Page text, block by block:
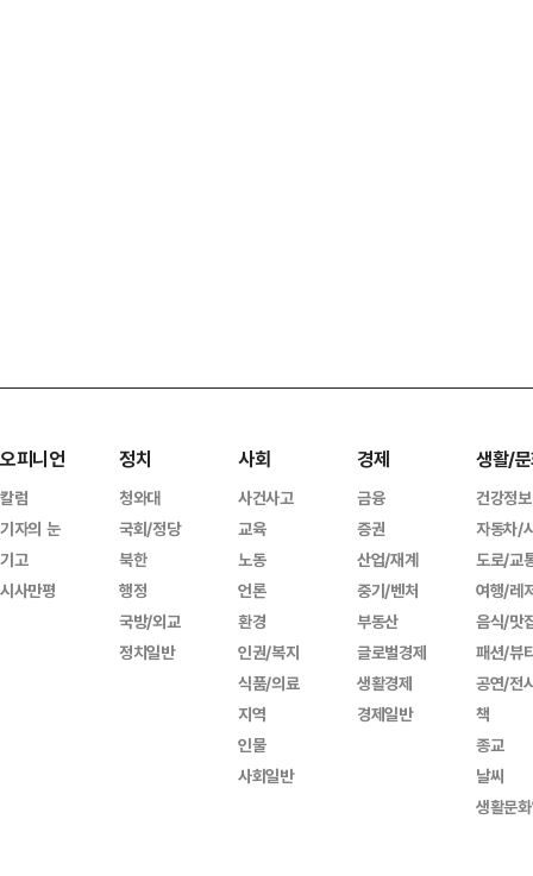
오피니언
칼럼
기자의 눈
기고
시사만평
정치
청와대
국회/정당
북한
행정
국방/외교
정치일반
사회
사건사고
교육
노동
언론
환경
인권/복지
식품/의료
지역
인물
사회일반
경제
금융
증권
산업/재계
중기/벤처
부동산
글로벌경제
생활경제
경제일반
생활/
건강정보
자동차/
도로/교
여행/레
음식/맛
패션/뷰
공연/전
책
종교
날씨
생활문